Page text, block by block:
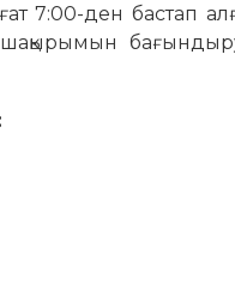
7:00-ден бастап